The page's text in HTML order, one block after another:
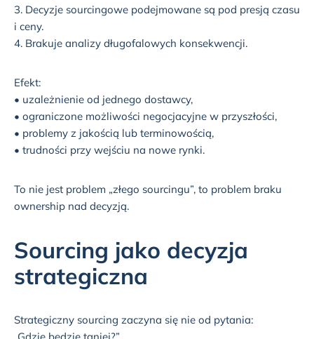
3. Decyzje sourcingowe podejmowane są pod presją czasu
i ceny.
4. Brakuje analizy długofalowych konsekwencji.
Efekt:
• uzależnienie od jednego dostawcy,
• ograniczone możliwości negocjacyjne w przyszłości,
• problemy z jakością lub terminowością,
• trudności przy wejściu na nowe rynki.
To nie jest problem „złego sourcingu”, to problem braku
ownership nad decyzją.
Sourcing jako decyzja
strategiczna
Strategiczny sourcing zaczyna się nie od pytania: